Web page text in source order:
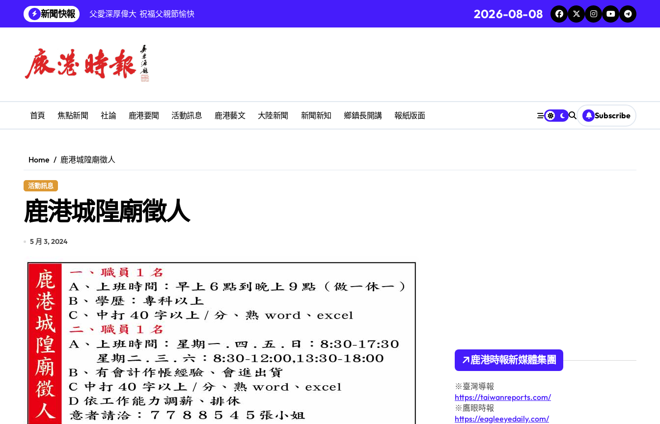
content
新聞快報
父愛深厚偉大 祝福父親節愉快
SUM順興汽車
鹿港地藏王廟 拔薦消災祈福會
學校停課孩子放暑假 慎防感染腸病毒
鹿港義消黃郁珊守護鄉親生命 榮獲鳳凰獎救護志工楷模
福興鄉公所表揚模範父親 彰顯為家庭無私犧牲奉獻
2026-08-08
首頁 焦點新聞 社論 鹿港要聞 活動訊息 鹿港藝文 大陸新聞 新聞新知 鄉鎮長開講 報紙版面 Subscribe
Home 鹿港城隍廟徵人
活動訊息
鹿港城隍廟徵人
5 月 3, 2024
鹿港時報新媒體集團
※臺灣導報
https://taiwanreports.com/
※鷹眼時報
https://eagleeyedaily.com/